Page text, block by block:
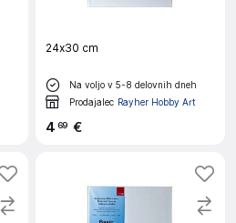
24x30 cm
Na voljo v 5-8 delovnih dneh
Prodajalec Rayher Hobby Art
4 69 €